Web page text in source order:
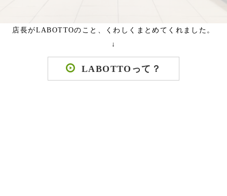
店長がLABOTTOのこと、くわしくまとめてくれました。
↓
LABOTTOって？